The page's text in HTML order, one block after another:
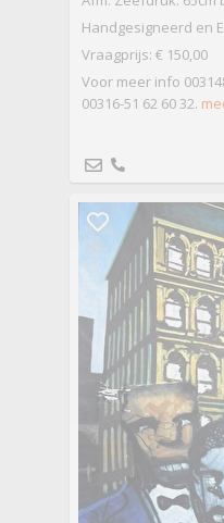
Handgesigneerd en
Vraagprijs: € 150,00
Voor meer info
00316-51 62 60 32.